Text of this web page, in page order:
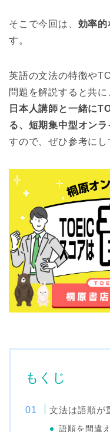
そこで今回は、 効率的
す。
英語の文法の特徴や
問題を解説すると共に
日本人講師と一緒に
る、短期集中型オン
すので、ぜひ参考にし
もくじ
文法は語順が
語順を間違